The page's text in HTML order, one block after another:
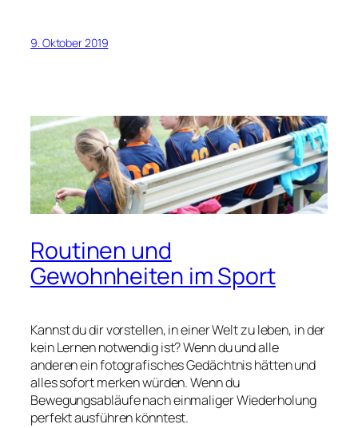
9. Oktober 2019
Routinen und
Gewohnheiten im Sport
Kannst du dir vorstellen, in einer Welt zu leben, in der
kein Lernen notwendig ist? Wenn du und alle
anderen ein fotografisches Gedächtnis hätten und
alles sofort merken würden. Wenn du
Bewegungsabläufe nach einmaliger Wiederholung
perfekt ausführen könntest.